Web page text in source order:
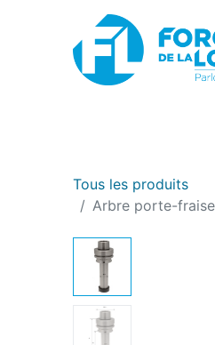
Tous les produits
Arbre porte-